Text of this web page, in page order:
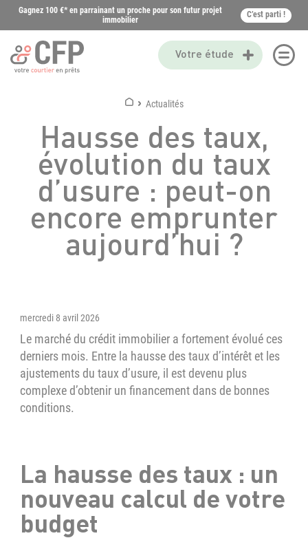
Gagnez 100 €* en parrainant un proche pour son futur projet
immobilier
C’est parti !
Votre étude
Actualités
Hausse des taux,
évolution du taux
d’usure : peut-on
encore emprunter
aujourd’hui ?
mercredi 8 avril 2026
Le marché du crédit immobilier a fortement évolué ces
derniers mois. Entre la hausse des taux d’intérêt et les
ajustements du taux d’usure, il est devenu plus
complexe d’obtenir un financement dans de bonnes
conditions.
La hausse des taux : un
nouveau calcul de votre
budget